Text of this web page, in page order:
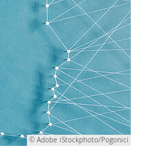
© Adobe iStockphoto/Pogonici